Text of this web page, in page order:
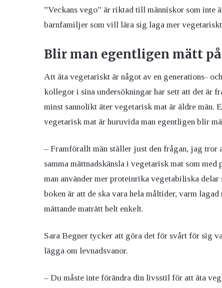
”Veckans vego” är riktad till människor som inte
barnfamiljer som vill lära sig laga mer
Blir man egentligen mätt
Att äta vegetariskt är något av en generations-
kollegor i sina undersökningar har sett att det är
minst sannolikt äter vegetarisk mat är äldre män.
vegetarisk mat är huruvida man egentligen blir
– Framförallt män ställer just den frågan, jag tror
samma mättnadskänsla i vegetarisk mat som
man använder mer proteinrika vegetabiliska
boken är att de ska vara hela måltider, varm
mättande maträtt helt enkelt.
Sara Begner tycker att göra det för svårt för sig
lägga om levnadsvanor.
– Du måste inte förändra din livsstil för att äta